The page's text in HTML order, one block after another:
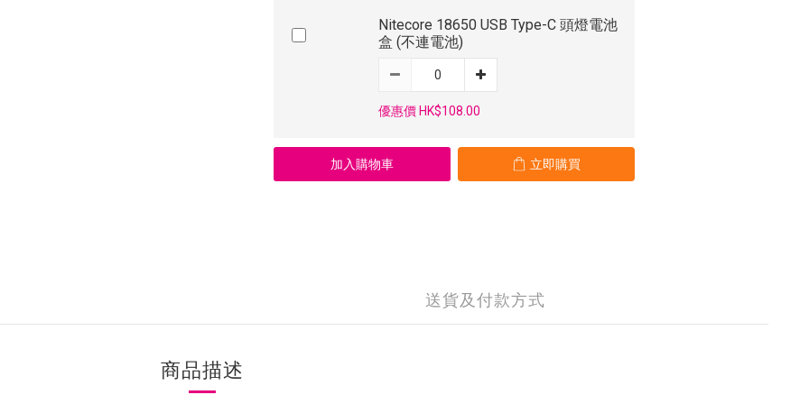
Nitecore 18650 USB Type-C 頭燈電池
盒 (不連電池)
優惠價 HK$108.00
加入購物車 立即購買
送貨及付款方式
商品描述